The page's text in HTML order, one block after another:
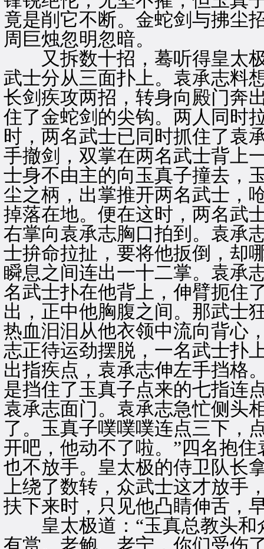
竟是削它不断。金蛇剑与拂尘
周巨烛忽明忽暗。
又拆数十招，蓦听得皇太极
武士分从三面扑上。袁承志料
长剑疾攻两招，转身向殿门奔
住了金蛇剑的尖钩。两人同时
时，两名武士已同时抓住了袁
手撤剑，双掌在两名武士背上
士身不由主的向玉真子撞去，
尘之柄，出掌推开两名武士，
掉落在地。便在这时，两名武
右掌向袁承志胸口拍到。袁承
士拚命拉扯，要将他扳倒，却
瞬息之间连出一十二掌。袁承
名武士扑在他背上，伸臂扼住
出，正中他胸腹之间。那武士
热血汩汩从他衣领中流向背心
志正待运劲摆脱，一名武士扑
出指疾点，袁承志伸左手挡格
是挡住了玉真子点来的七指连
袁承志面门。袁承志急忙侧头
了。玉真子噗噗噗连点三下，
开吧，他动不了啦。”四名抱
也不放手。皇太极的侍卫队长
上绕了数转，众武士这才放手
扶下来时，只见他凸睛伸舌，
皇太极道：“玉真总教头和